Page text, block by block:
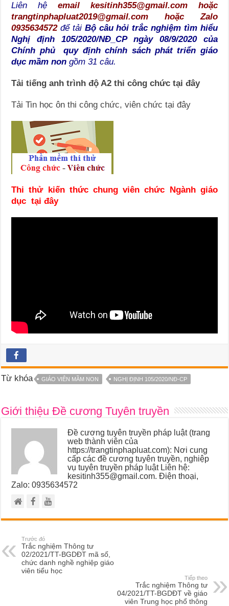
Liên hệ email kesitinh355@gmail.com hoặc
trangtinphapluat2019@gmail.com hoặc Zalo
0935634572để tải Bộ câu hỏi trắc nghiệm tìm hiểu
Nghị định 105/2020/NĐ_CP ngày 08/9/2020 của
Chính phủ quy định chính sách phát triển giáo
dục mầm non gồm 31 câu.
Tải tiếng anh trình độ A2 thi công chức tại đây
Tải Tin học ôn thi công chức, viên chức tại đây
Thi thử kiến thức chung viên chức Ngành giáo
dục tại đây
Từ khóa GIÁO VIÊN MẦM NON NGHỊ ĐỊNH 105/2020/NĐ-CP
Giới thiệu Đề cương Tuyên truyền
Đề cương tuyên truyền pháp luật (trang
web thành viên của
https://trangtinphapluat.com): Nơi cung
cấp các đề cương tuyên truyền, nghiệp
vụ tuyên truyền pháp luật Liên hệ:
kesitinh355@gmail.com. Điện thoại,
Zalo: 0935634572
Trước đó
Trắc nghiệm Thông tư
02/2021/TT-BGDĐT mã số,
chức danh nghề nghiệp giáo
viên tiểu học
Tiếp theo
Trắc nghiệm Thông tư
04/2021/TT-BGDĐT về giáo
viên Trung học phổ thông